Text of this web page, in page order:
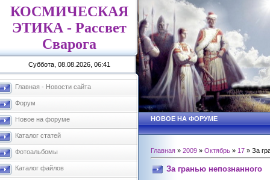
КОСМИЧЕСКАЯ
ЭТИКА - Рассвет
Сварога
Суббота, 08.08.2026, 06:41
Главная - Новости сайта
Форум
Новое на форуме
Каталог статей
Фотоальбомы
Каталог файлов
НОВОЕ НА ФОРУМЕ
Главная » 2009 » Октябрь » 17 » За
За гранью непознанного